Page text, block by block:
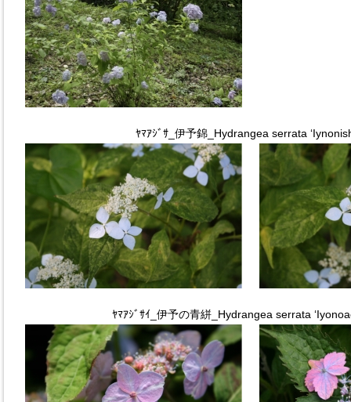
ﾔﾏｱｼﾞｻ_伊予錦_Hydrangea serrata
ﾔﾏｱｼﾞｻｲ_伊予の青絣_Hydrangea serrata